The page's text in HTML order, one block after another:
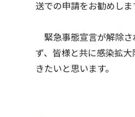
送での申請をお勧めしま
緊急事態宣言が解除さ
ず、皆様と共に感染拡
きたいと思います。